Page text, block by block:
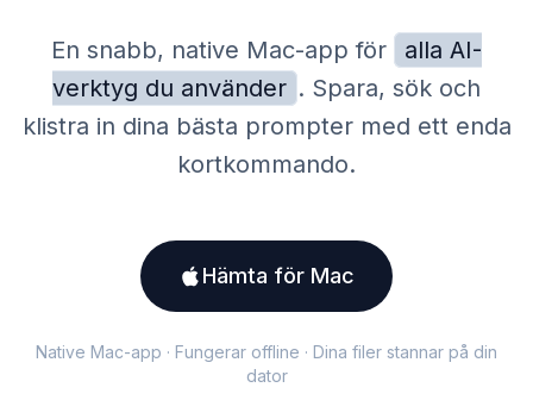
En snabb, native Mac-app för
alla AI-
verktyg du använder . Spara, sök och
klistra in dina bästa prompter med ett enda
kortkommando.
Hämta för Mac
Native Mac-app · Fungerar offline · Dina filer stannar på din
dator